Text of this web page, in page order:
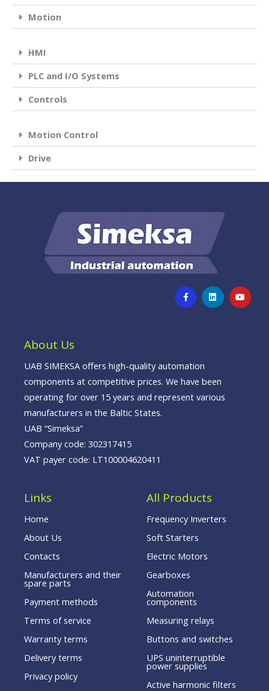
Motion
HMI
PLC and I/O Systems
Controls
Motion Control
Drive
F
a
c
f
L
i
n
Y
o
u
About Us
UAB SIMEKSA offers high-quality automation
components at competitive prices. We have been
operating for over 15 years and represent various
manufacturers in the Baltic States.
UAB “Simeksa”
Company code: 302317415
VAT payer code: LT100004620411
Links
Home
About Us
Contacts
Manufacturers and their
spare parts
Payment methods
Terms of service
Warranty terms
Delivery terms
Privacy policy
All Products
Frequency Inverters
Soft Starters
Electric Motors
Gearboxes
Automation
components
Measuring relays
Buttons and switches
UPS uninterruptible
power supplies
Active harmonic filters